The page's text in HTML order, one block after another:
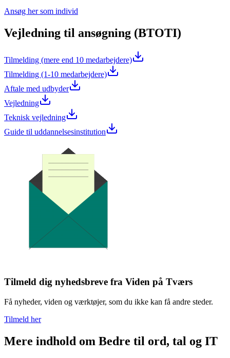
Ansøg her som individ
Vejledning til ansøgning (BTOTI)
Tilmelding (mere end 10 medarbejdere)
Tilmelding (1-10 medarbejdere)
Aftale med udbyder
Vejledning
Teknisk vejledning
Guide til uddannelsesinstitution
Tilmeld dig nyhedsbreve fra Viden på Tværs
Få nyheder, viden og værktøjer, som du ikke kan få andre steder.
Tilmeld her
Mere indhold om Bedre til ord, tal og IT